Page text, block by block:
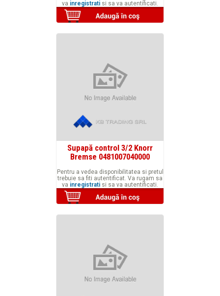
va inregistrati si sa va autentificati.
Supapă control 3/2 Knorr
Bremse 0481007040000
Pentru a vedea disponibilitatea si pretul
trebuie sa fiti autentificat. Va rugam sa
va inregistrati si sa va autentificati.